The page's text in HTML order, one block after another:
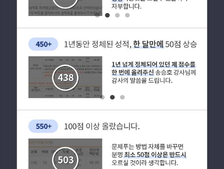
1 2 3 4
1 2 3